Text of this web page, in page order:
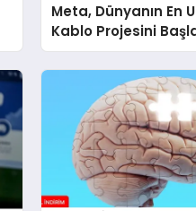
Meta, Dünyanın En
Kablo Projesini